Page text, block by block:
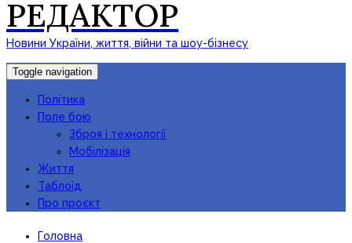
РЕДАКТОР
Новини України, життя, війни та шоу-бізнесу
Toggle navigation
Політика
Поле бою
Зброя і технології
Мобілізація
Життя
Таблоїд
Про проєкт
Головна